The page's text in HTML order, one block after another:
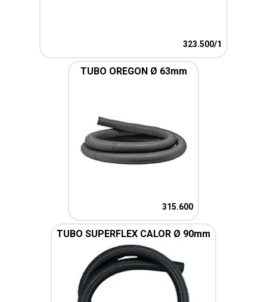
323.500/1
TUBO OREGON Ø 63mm
315.600
TUBO SUPERFLEX CALOR Ø 90mm